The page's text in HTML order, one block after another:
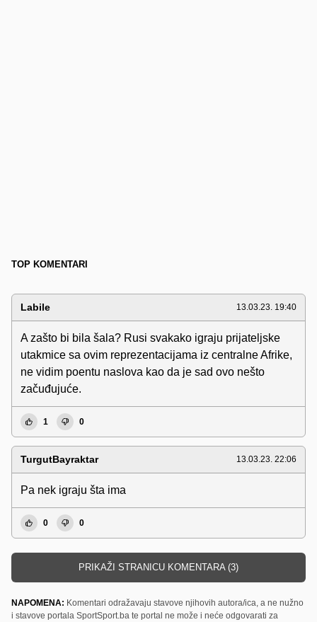
TOP KOMENTARI
Labile 13.03.23. 19:40
A zašto bi bila šala? Rusi svakako igraju prijateljske
utakmice sa ovim reprezentacijama iz centralne Afrike,
ne vidim poentu naslova kao da je sad ovo nešto
začuđujuće.
1 0
TurgutBayraktar 13.03.23. 22:06
Pa nek igraju šta ima
0 0
PRIKAŽI STRANICU KOMENTARA (3)
NAPOMENA: Komentari odražavaju stavove njihovih autora/ica, a ne nužno
i stavove portala SportSport.ba te portal ne može i neće odgovarati za